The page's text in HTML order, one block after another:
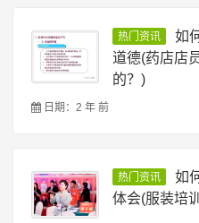
热门资讯
如
道德(药店店
的？)
日期：2 年 前
热门资讯
如
体会(服装培